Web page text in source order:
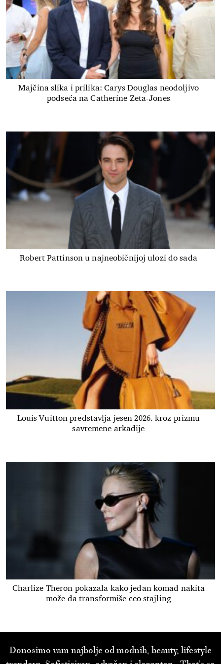
Majčina slika i prilika: Carys Douglas neodoljivo
podseća na Catherine Zeta-Jones
Robert Pattinson u najneobičnijoj ulozi do sada
Louis Vuitton predstavlja jesen 2026. kroz prizmu
savremene arkadije
Charlize Theron pokazala kako jedan komad nakita
može da transformiše ceo stajling
Donosimo vam najbolje od modnih, beauty, lifestyle